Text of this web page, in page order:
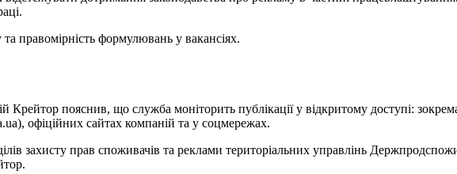
правомірність формулювань у вакансіях.
пояснив, що служба моніторить публікації у відкритому доступі:
офіційних сайтах компаній та у соцмережах.
захисту прав споживачів та реклами територіальних управлінь